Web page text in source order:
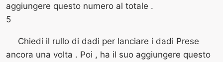
aggiungere questo numero al totale .
5
Chiedi il rullo di dadi per lanciare i dadi Prese
ancora una volta . Poi , ha il suo aggiungere questo